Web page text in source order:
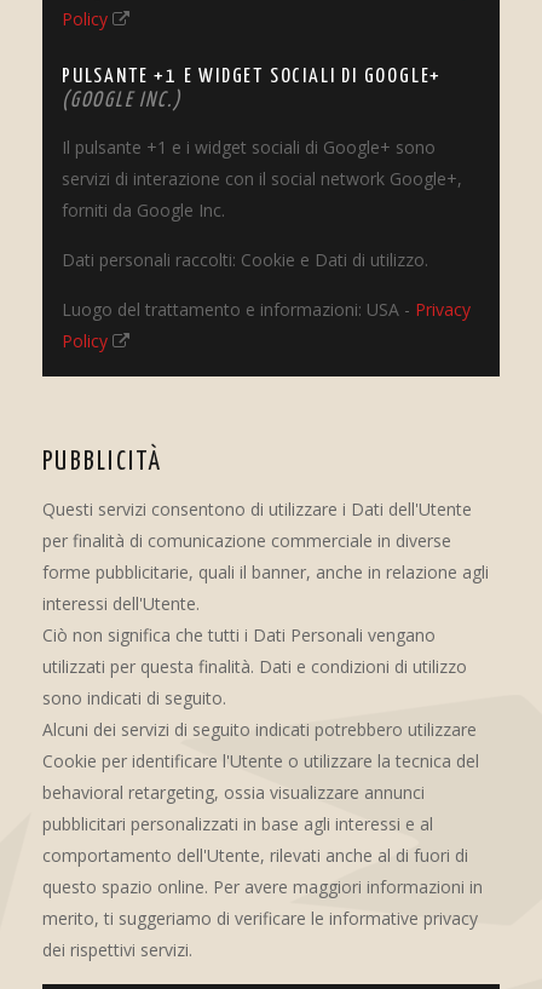
Policy
PULSANTE +1 E WIDGET SOCIALI DI GOOGLE+
(GOOGLE INC.)
Il pulsante +1 e i widget sociali di Google+ sono
servizi di interazione con il social network Google+,
forniti da Google Inc.
Dati personali raccolti: Cookie e Dati di utilizzo.
Luogo del trattamento e informazioni: USA - Privacy
Policy
PUBBLICITÀ
Questi servizi consentono di utilizzare i Dati dell'Utente
per finalità di comunicazione commerciale in diverse
forme pubblicitarie, quali il banner, anche in relazione agli
interessi dell'Utente.
Ciò non significa che tutti i Dati Personali vengano
utilizzati per questa finalità. Dati e condizioni di utilizzo
sono indicati di seguito.
Alcuni dei servizi di seguito indicati potrebbero utilizzare
Cookie per identificare l'Utente o utilizzare la tecnica del
behavioral retargeting, ossia visualizzare annunci
pubblicitari personalizzati in base agli interessi e al
comportamento dell'Utente, rilevati anche al di fuori di
questo spazio online. Per avere maggiori informazioni in
merito, ti suggeriamo di verificare le informative privacy
dei rispettivi servizi.